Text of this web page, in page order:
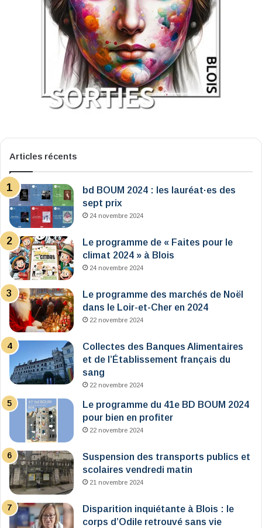
Articles récents
bd BOUM 2024 : les lauréat·es des
sept prix
24 novembre 2024
Le programme de « Faites pour le
climat 2024 » à Blois
24 novembre 2024
Le programme des marchés de Noël
dans le Loir-et-Cher en 2024
22 novembre 2024
Collectes des Banques Alimentaires
et de l’Établissement français du
sang
22 novembre 2024
Le programme du 41e BD BOUM 2024
pour bien en profiter
22 novembre 2024
Suspension des transports publics et
scolaires vendredi matin
21 novembre 2024
Disparition inquiétante à Blois : le
corps d’Odile retrouvé sans vie